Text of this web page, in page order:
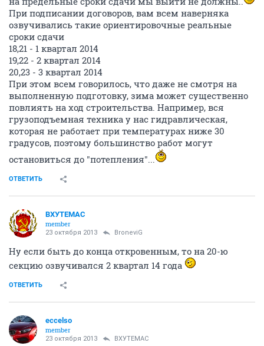
При подписании договоров, вам всем наверняка
озвучивались такие ориентировочные реальные
сроки сдачи
18,21 - 1 квартал 2014
19,22 - 2 квартал 2014
20,23 - 3 квартал 2014
При этом всем говорилось, что даже не смотря на
выполненную подготовку, зима может существенно
повлиять на ход строительства. Например, вся
грузоподъемная техника у нас гидравлическая,
которая не работает при температурах ниже 30
градусов, поэтому большинство работ могут
остановиться до "потепления"...
ОТВЕТИТЬ
ВХУТЕМАС
member
23 октября 2013 BroneviG
Ну если быть до конца откровенным, то на 20-ю
секцию озвучивался 2 квартал 14 года
ОТВЕТИТЬ
eccelso
member
23 октября 2013 ВХУТЕМАС